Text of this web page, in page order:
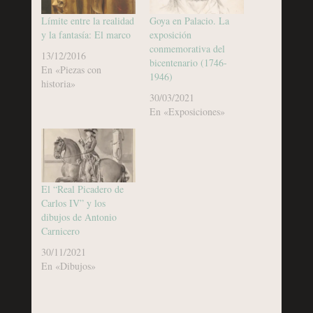
Límite entre la realidad
y la fantasía: El marco
13/12/2016
En «Piezas con
historia»
Goya en Palacio. La
exposición
conmemorativa del
bicentenario (1746-
1946)
30/03/2021
En «Exposiciones»
El “Real Picadero de
Carlos IV” y los
dibujos de Antonio
Carnicero
30/11/2021
En «Dibujos»